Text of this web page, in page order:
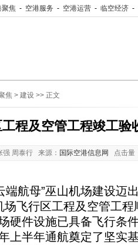
聚焦 - 空港服务 - 空港运营 - 临空经济 -
焦 > 建设 >> 正文
程及空管工程竣工验
强 周泰行 来源： 国际空港信息网 点击量
母”巫山机场建设迈
场飞行区工程及空管工
硬件设施已具备飞行条
上半年通航奠定了坚实